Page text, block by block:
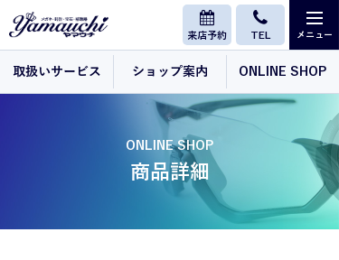
来店予約 TEL
取扱いサービス ショップ案内 ONLINE SHOP
ONLINE SHOP
商品詳細